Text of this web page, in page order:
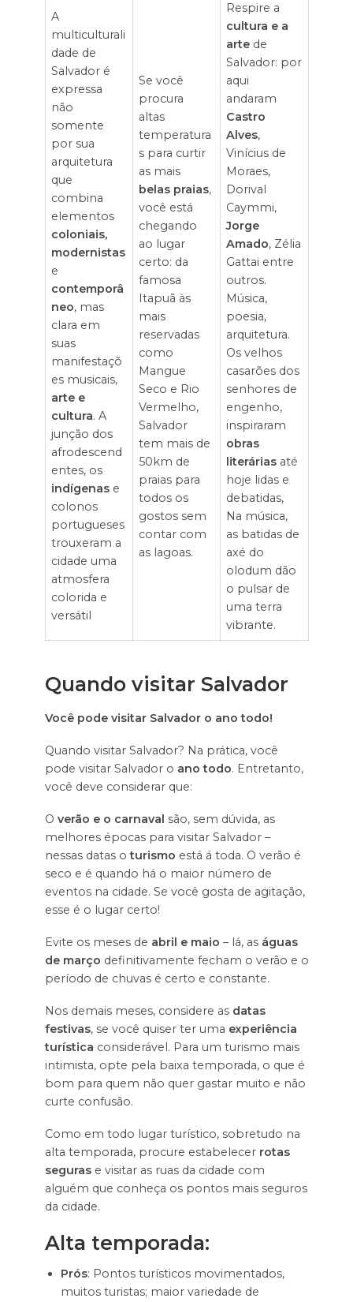
A
multiculturali
dade de
Salvador é
expressa
não
somente
por sua
arquitetura
que
combina
elementos
coloniais,
modernistas
e
contemporâ
neo, mas
clara em
suas
manifestaçõ
es musicais,
arte e
cultura. A
junção dos
afrodescend
entes, os
indígenase
colonos
portugueses
trouxeram a
cidade uma
atmosfera
colorida e
versátil
Se você
procura
altas
temperatura
s para curtir
as mais
belas praias,
você está
chegando
ao lugar
certo: da
famosa
Itapuã às
mais
reservadas
como
Mangue
Seco e Rio
Vermelho,
Salvador
tem mais de
50km de
praias para
todos os
gostos sem
contar com
as lagoas.
Respire a
cultura e a
artede
Salvador: por
aqui
andaram
Castro
Alves,
Vinícius de
Moraes,
Dorival
Caymmi,
Jorge
Amado, Zélia
Gattai entre
outros.
Música,
poesia,
arquitetura.
Os velhos
casarões dos
senhores de
engenho,
inspiraram
obras
literáriasaté
hoje lidas e
debatidas,
Na música,
as batidas de
axé do
olodum dão
o pulsar de
uma terra
vibrante.
Quando visitar Salvador
Você pode visitar Salvador o ano todo!
Quando visitar Salvador? Na prática, você
pode visitar Salvador o ano todo. Entretanto,
você deve considerar que:
O verão e o carnaval são, sem dúvida, as
melhores épocas para visitar Salvador –
nessas datas oturismo está á toda. O verão é
seco e é quando há o maior número de
eventos na cidade. Se você gosta de agitação,
esse é o lugar certo!
Evite os meses de abril e maio – lá, as águas
de março definitivamente fecham o verão e o
período de chuvas é certo e constante.
Nos demais meses, considere as datas
festivas, se você quiser ter uma experiência
turística considerável. Para um turismo mais
intimista, opte pela baixa temporada, o que é
bom para quem não quer gastar muito e não
curte confusão.
Como em todo lugar turístico, sobretudo na
alta temporada, procure estabelecer rotas
segurase visitar as ruas da cidade com
alguém que conheça os pontos mais seguros
da cidade.
Alta temporada:
Prós: Pontos turísticos movimentados,
muitos turistas; maior variedade de